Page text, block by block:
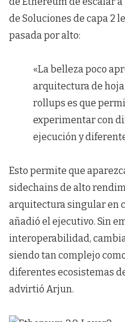
de Soluciones de capa 2
pasada por alto:
«La belleza poco
arquitectura de
rollups es que
experimentar con
ejecución y
Esto permite que
sidechains de alto
arquitectura singular en
añadió el ejecutivo. Sin
interoperabilidad,
siendo tan complejo
diferentes ecosistemas
advirtió Arjun.